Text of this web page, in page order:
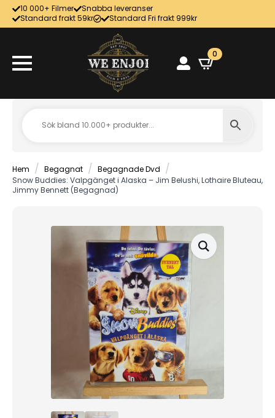
10 000+ Filmer
Snabba leveranser
Standard frakt 59kr
Standard Fri frakt 999kr
0
Hem Begagnat
Begagnade Dvd
Snow Buddies: Valpgänget i Alaska – Jim Belushi, Lothaire Bluteau,
Jimmy Bennett (Begagnad)